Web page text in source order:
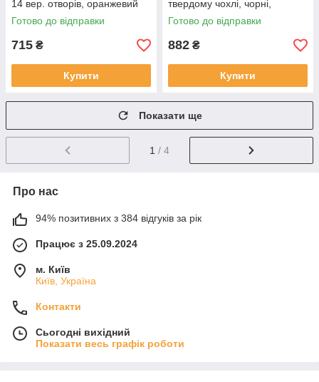
14 вер. отворів, оранжевий
VENTTO XONE,
ВЕЛОЕКІПІРУВАННЯ, SV-
Готово до відправки
715 ₴
Купити
твердому чохлі, чорні,
ВЕЛОЕКІПІРУВАННЯ, SV-
408013
Готово до відправки
882 ₴
Купити
Показати ще
1 / 4
Про нас
94% позитивних з 384 відгуків за рік
Працює з 25.09.2024
м. Київ
Київ, Україна
Контакти
Сьогодні вихідний
Показати весь графік роботи